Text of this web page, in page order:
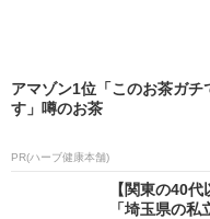
アマゾン1位「このお茶ガチ
す」噂のお茶
PR(ハーブ健康本舗)
【関東の40
「埼玉県の